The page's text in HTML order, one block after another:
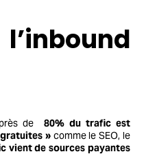
l’inbound
près de 80% du trafic est
» comme le SEO, le
vient de sources payantes